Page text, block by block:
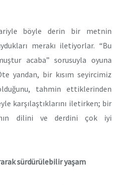
böyle derin bir metnin
merakı iletiyorlar. “Bu
acaba” sorusuyla oyuna
yandan, bir kısım seyircimiz
tahmin ettiklerinden
karşılaştıklarını iletirken; bir
dilini ve derdini çok iyi
sürdürülebilir yaşam